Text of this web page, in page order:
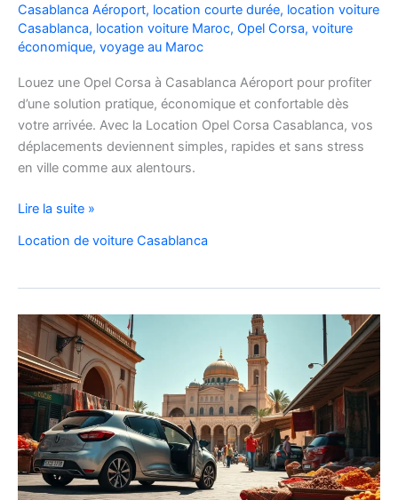
Casablanca Aéroport, location courte durée, location voiture
Casablanca, location voiture Maroc, Opel Corsa, voiture
économique, voyage au Maroc
Louez une Opel Corsa à Casablanca Aéroport pour profiter
d’une solution pratique, économique et confortable dès
votre arrivée. Avec la Location Opel Corsa Casablanca, vos
déplacements deviennent simples, rapides et sans stress
en ville comme aux alentours.
Location
Corsa
Aéroport
|
Location
Voiture
Casablanca
Lire la suite »
Location de voiture Casablanca